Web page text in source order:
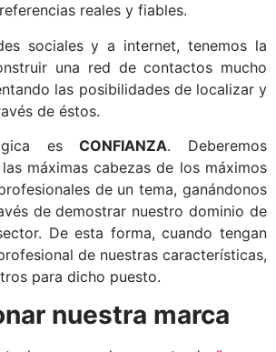
reales y fiables.
sociales y a internet, tenemos la
una red de contactos mucho
las posibilidades de localizar y
de éstos.
esCONFIANZA. Deberemos
máximas cabezas de los máximos
de un tema, ganándonos
de demostrar nuestro dominio de
De esta forma, cuando tengan
de nuestras características,
para dicho puesto.
nuestra marca